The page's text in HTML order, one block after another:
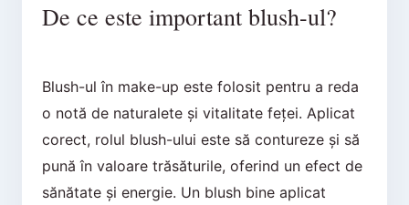
De ce este important blush-ul?
Blush-ul în make-up este folosit pentru a reda
o notă de naturalete și vitalitate feței. Aplicat
corect, rolul blush-ului este să contureze și să
pună în valoare trăsăturile, oferind un efect de
sănătate și energie. Un blush bine aplicat